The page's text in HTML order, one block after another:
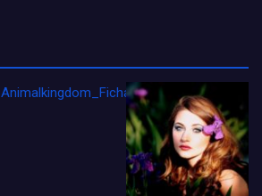
Animalkingdom_FichaCine